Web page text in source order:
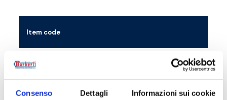
Consenso Dettagli Informazioni sui cookie
Item code
M04000000K